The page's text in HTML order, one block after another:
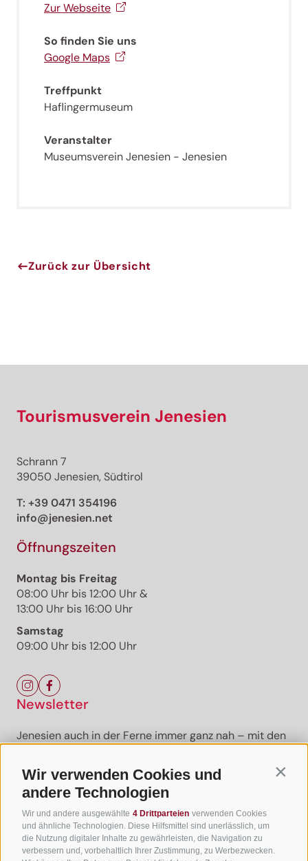
Wir verwenden Cookies und
andere Technologien
Wir und andere ausgewählte 4 Drittparteien verwenden Cookies
und ähnliche Technologien. Diese Hilfsmittel sind unerlässlich, um
die Nutzung digitaler Inhalte zu gewährleisten, die Navigation zu
verbessern und, vorbehaltlich Ihrer Zustimmung, zu Werbezwecken.
Zur Webseite
So finden Sie uns
Google Maps
Treffpunkt
Haflingermuseum
Veranstalter
Museumsverein Jenesien - Jenesien
Zurück zur Übersicht
Tourismusverein Jenesien
Schrann 7
39050 Jenesien, Südtirol
T: +39 0471 354196
info@jenesien.net
Öffnungszeiten
Montag bis Freitag
08:00 Uhr bis 12:00 Uhr &
13:00 Uhr bis 16:00 Uhr
Samstag
09:00 Uhr bis 12:00 Uhr
Newsletter
Jenesien auch in der Ferne immer ganz nah – mit den
Ferienregion.
Newsletter anmelden